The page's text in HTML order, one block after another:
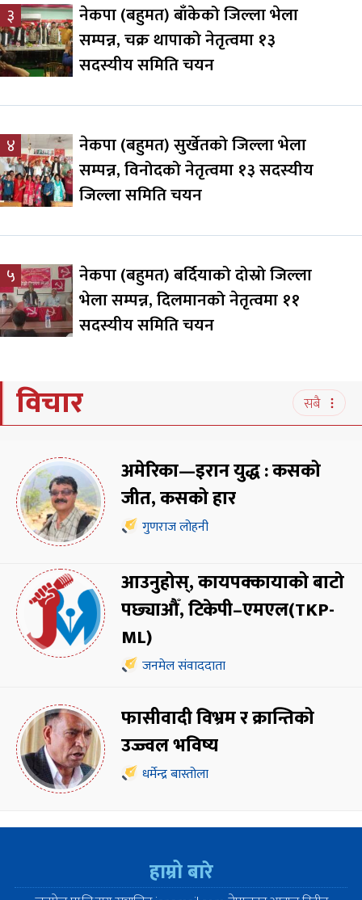
३
नेकपा (बहुमत) बाँकेको जिल्ला भेला
सम्पन्न, चक्र थापाको नेतृत्वमा १३
सदस्यीय समिति चयन
४
नेकपा (बहुमत) सुर्खेतको जिल्ला भेला
सम्पन्न, विनोदको नेतृत्वमा १३ सदस्यीय
जिल्ला समिति चयन
५
नेकपा (बहुमत) बर्दियाको दोस्रो जिल्ला
भेला सम्पन्न, दिलमानको नेतृत्वमा ११
सदस्यीय समिति चयन
विचार सबै
अमेरिका—इरान युद्ध : कसको
जीत, कसको हार
गुणराज लोहनी
आउनुहोस्, कायपक्कायाको बाटो
पछ्याऔँ, टिकेपी–एमएल(TKP-
ML)
जनमेल संवाददाता
फासीवादी विभ्रम र क्रान्तिको
उज्ज्वल भविष्य
धर्मेन्द्र बास्तोला
हाम्रो बारे